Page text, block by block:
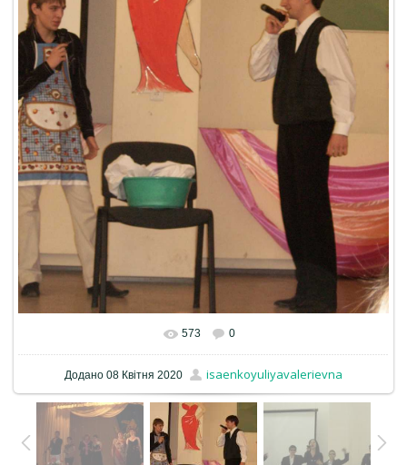
573 0
Додано 08 Квітня 2020 isaenkoyuliyavalerievna